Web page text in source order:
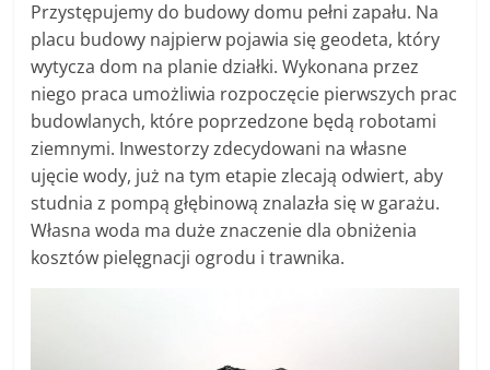
Przystępujemy do budowy domu pełni zapału. Na
placu budowy najpierw pojawia się geodeta, który
wytycza dom na planie działki. Wykonana przez
niego praca umożliwia rozpoczęcie pierwszych prac
budowlanych, które poprzedzone będą robotami
ziemnymi. Inwestorzy zdecydowani na własne
ujęcie wody, już na tym etapie zlecają odwiert, aby
studnia z pompą głębinową znalazła się w garażu.
Własna woda ma duże znaczenie dla obniżenia
kosztów pielęgnacji ogrodu i trawnika.